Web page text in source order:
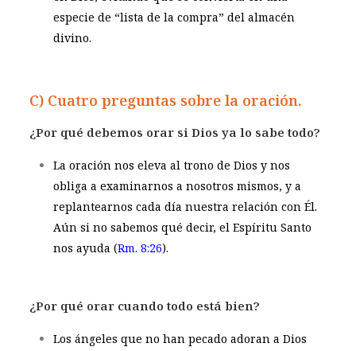
especie de “lista de la compra” del almacén
divino.
C) Cuatro preguntas sobre la oración.
¿Por qué debemos orar si Dios ya lo sabe todo?
La oración nos eleva al trono de Dios y nos
obliga a examinarnos a nosotros mismos, y a
replantearnos cada día nuestra relación con Él.
Aún si no sabemos qué decir, el Espíritu Santo
nos ayuda (Rm. 8:26).
¿Por qué orar cuando todo está bien?
Los ángeles que no han pecado adoran a Dios